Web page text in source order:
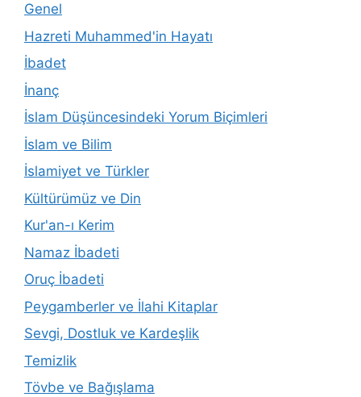
Genel
Hazreti Muhammed'in Hayatı
İbadet
İnanç
İslam Düşüncesindeki Yorum Biçimleri
İslam ve Bilim
İslamiyet ve Türkler
Kültürümüz ve Din
Kur'an-ı Kerim
Namaz İbadeti
Oruç İbadeti
Peygamberler ve İlahi Kitaplar
Sevgi, Dostluk ve Kardeşlik
Temizlik
Tövbe ve Bağışlama